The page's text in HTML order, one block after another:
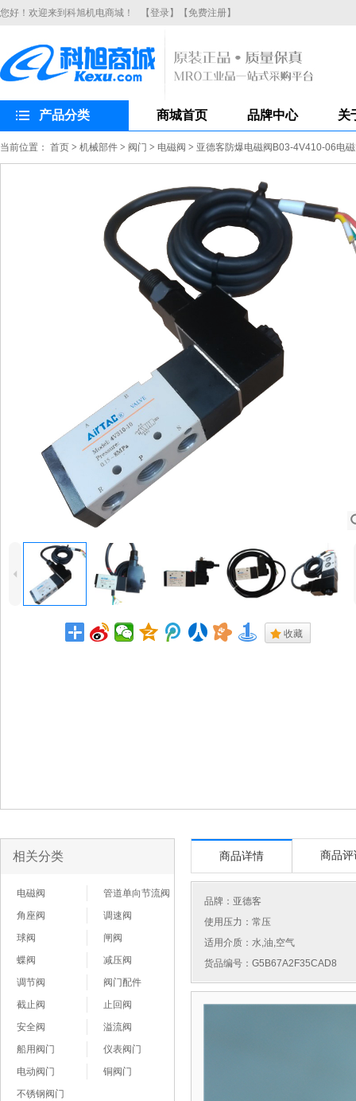
您好！欢迎来到科旭机电商城！ 【登录】 【免费注册】
产品分类 商城首页 品牌中心 关
当前位置： 首页 > 机械部件 > 阀门 > 电磁阀 > 亚德客防爆电磁阀B03-4V410-06电
4
. 收藏
相关分类
电磁阀
管道单向节流阀
角座阀
调速阀
球阀
闸阀
蝶阀
减压阀
调节阀
阀门配件
截止阀
止回阀
安全阀
溢流阀
船用阀门
仪表阀门
电动阀门
铜阀门
不锈钢阀门
商品详情 商品评
品牌： 亚德客
使用压力：常压
适用介质：水,油,空气
货品编号：G5B67A2F35CAD8